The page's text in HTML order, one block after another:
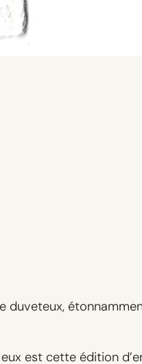
duveteux,
est cette édition